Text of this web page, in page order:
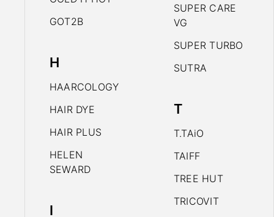
GOT2B
H
HAARCOLOGY
HAIR DYE
HAIR PLUS
HELEN
SEWARD
I
SUPER CARE
VG
SUPER TURBO
SUTRA
T
T.TAiO
TAIFF
TREE HUT
TRICOVIT